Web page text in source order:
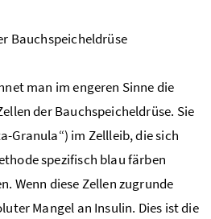
Bauchspeicheldrüse
man im engeren Sinne die
der Bauchspeicheldrüse. Sie
Granula“) im Zellleib, die sich
spezifisch blau färben
Wenn diese Zellen zugrunde
Mangel an Insulin. Dies ist die